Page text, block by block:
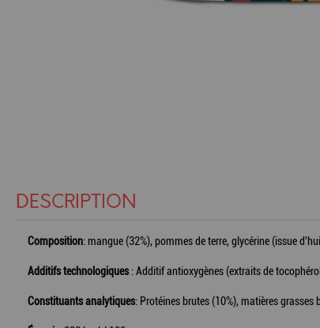
DESCRIPTION
Composition: mangue (32%), pommes de terre, glycérine (issue
Additifs technologiques: Additif antioxygènes (extraits de
Constituants analytiques: Protéines brutes (10%), matières grasses